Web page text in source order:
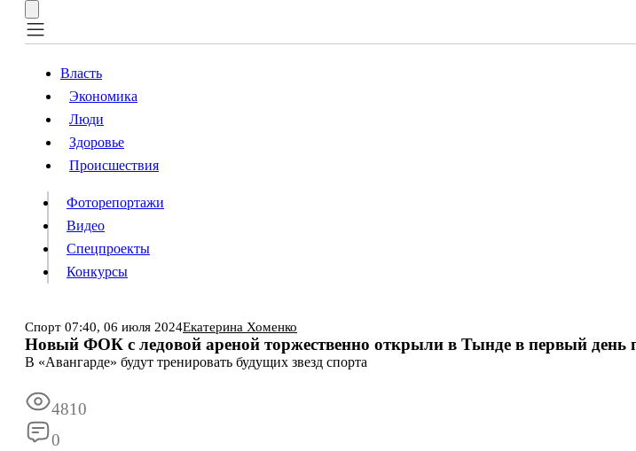
Власть
Происшествия
Видео
Конкурсы
Власть
Экономика
Люди
Здоровье
Происшествия
Фоторепортажи
Видео
Спецпроекты
Конкурсы
Спорт 07:40, 06 июля 2024Екатерина Хоменко
Новый ФОК с ледовой ареной торжественно открыли в Тынде в первый
В «Авангарде» будут тренировать будущих звезд спорта
4810
0